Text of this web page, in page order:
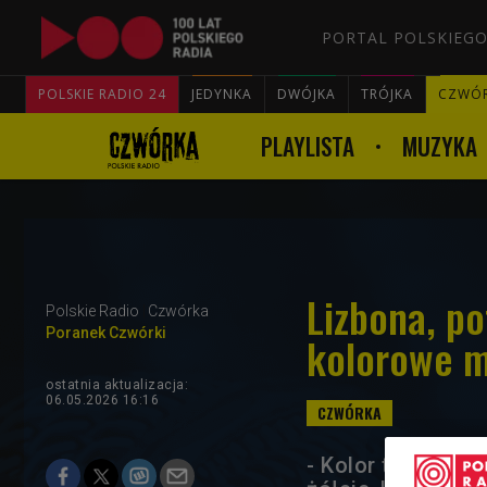
PORTAL
POLSKIE RADIO 24 JEDYNKA DWÓJKA TRÓJKA
PLAYLISTA MUZYKA
Polskie Radio
Czwórka
Poranek Czwórki
Lizbona,
kolorowe
ostatnia aktualizacja:
06.05.2026 16:16
- Kolor tworzy